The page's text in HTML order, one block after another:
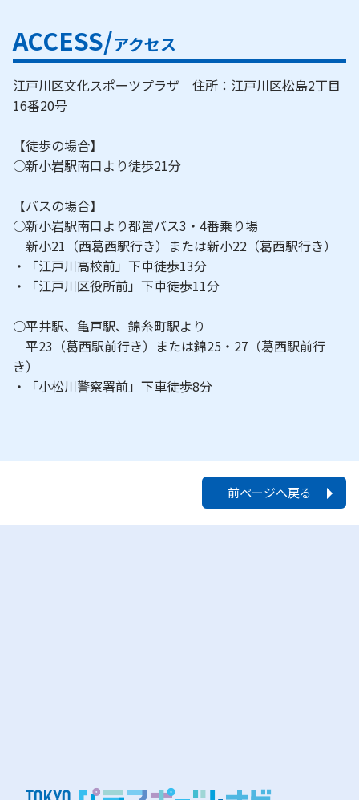
ACCESS/アクセス
江戸川区文化スポーツプラザ 住所：江戸川区松島2丁目
16番20号
【徒歩の場合】
○新小岩駅南口より徒歩21分
【バスの場合】
○新小岩駅南口より都営バス3・4番乗り場
新小21（西葛西駅行き）または新小22（葛西駅行き）
・「江戸川高校前」下車徒歩13分
・「江戸川区役所前」下車徒歩11分
○平井駅、亀戸駅、錦糸町駅より
平23（葛西駅前行き）または錦25・27（葛西駅前行
き）
・「小松川警察署前」下車徒歩8分
前ページへ戻る